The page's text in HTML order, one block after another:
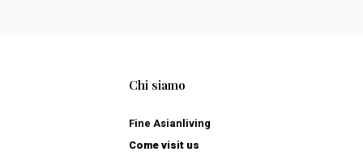
Chi siamo
Fine Asianliving
Come visit us